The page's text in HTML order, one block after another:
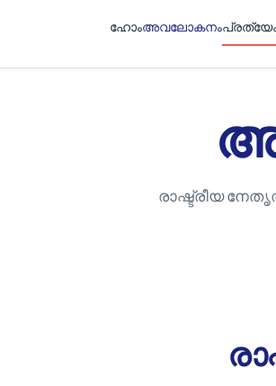
ഹോംഅവലോകനം
രാഷ്ട്രീയ